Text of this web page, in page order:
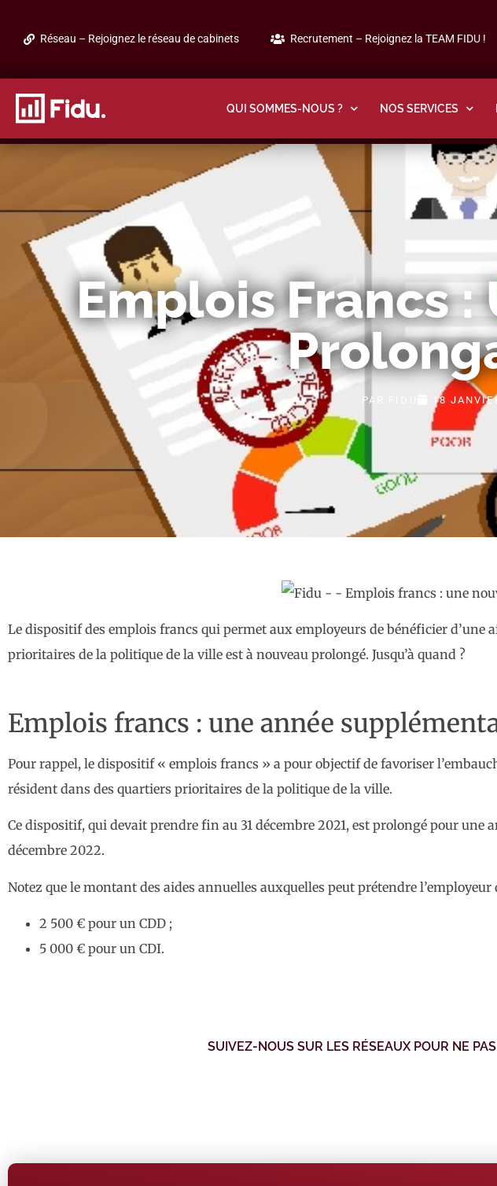
Réseau – Rejoignez le réseau de cabinets Recrutement – Rejoignez la TEAM FIDU !
QUI SOMMES-NOUS ? NOS SERVICES
Emplois Francs
PAR 18
Le dispositif des emplois francs qui permet aux employeurs de bénéficier d’une
prioritaires de la politique de la ville est à nouveau prolongé. Jusqu’à quand ?
Emplois francs : une année
Pour rappel, le dispositif « emplois francs » a pour objectif de favoriser
résident dans des quartiers prioritaires de la politique de la ville.
Ce dispositif, qui devait prendre fin au 31 décembre 2021, est prolongé pour une
décembre 2022.
Notez que le montant des aides annuelles auxquelles peut prétendre
2 500 € pour un CDD ;
5 000 € pour un CDI.
SUIVEZ-NOUS SUR LES RÉSEAUX POUR NE